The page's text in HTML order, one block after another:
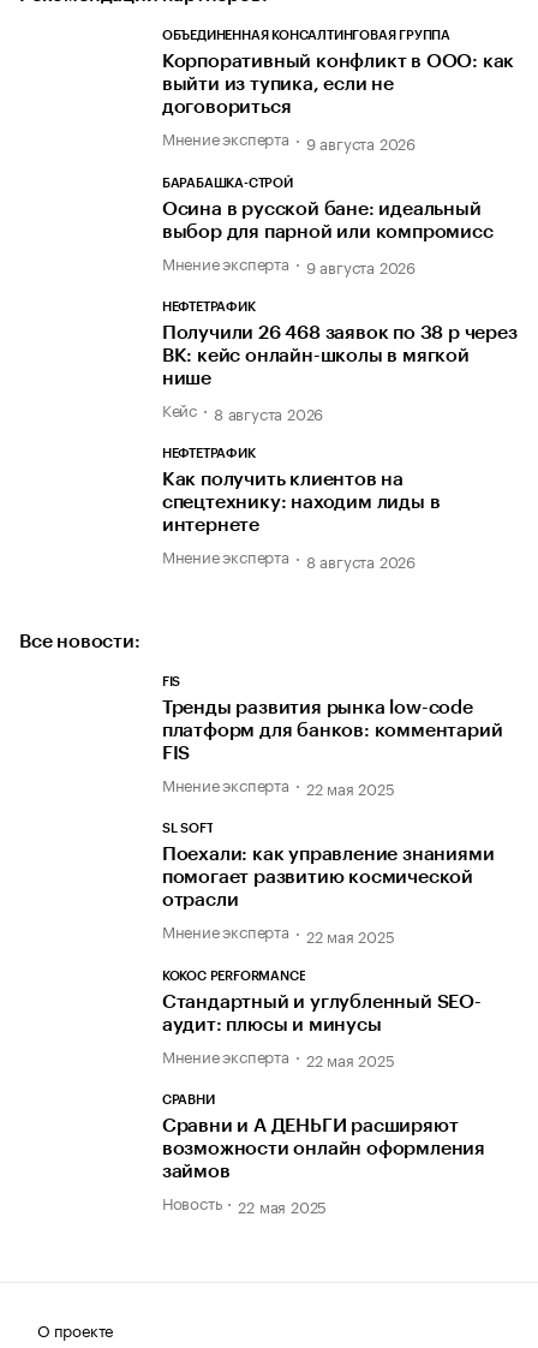
ОБЪЕДИНЕННАЯ КОНСАЛТИНГОВАЯ ГРУППА
Корпоративный конфликт в ООО: как
выйти из тупика, если не
договориться
Мнение эксперта 9 августа 2026
БАРАБАШКА-СТРОЙ
Осина в русской бане: идеальный
выбор для парной или компромисс
Мнение эксперта 9 августа 2026
НЕФТЕТРАФИК
Получили 26 468 заявок по 38 р через
ВК: кейс онлайн-школы в мягкой
нише
Кейс 8 августа 2026
НЕФТЕТРАФИК
Как получить клиентов на
спецтехнику: находим лиды в
интернете
Мнение эксперта 8 августа 2026
Все новости:
FIS
Тренды развития рынка low-code
платформ для банков: комментарий
FIS
Мнение эксперта 22 мая 2025
SL SOFT
Поехали: как управление знаниями
помогает развитию космической
отрасли
Мнение эксперта 22 мая 2025
KOKOC PERFORMANCE
Стандартный и углубленный SEO-
аудит: плюсы и минусы
Мнение эксперта 22 мая 2025
СРАВНИ
Сравни и А ДЕНЬГИ расширяют
возможности онлайн оформления
займов
Новость 22 мая 2025
О проекте